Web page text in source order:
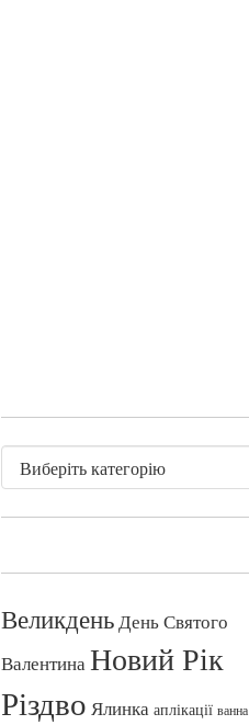
ВеликденьДень Святого
ВалентинаНовий Рік
Різдво Ялинка аплікації ванна